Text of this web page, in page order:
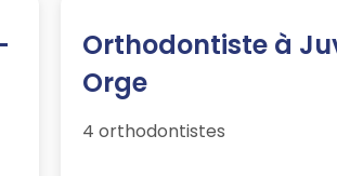
Orthodontiste à
Orge
4 orthodontistes